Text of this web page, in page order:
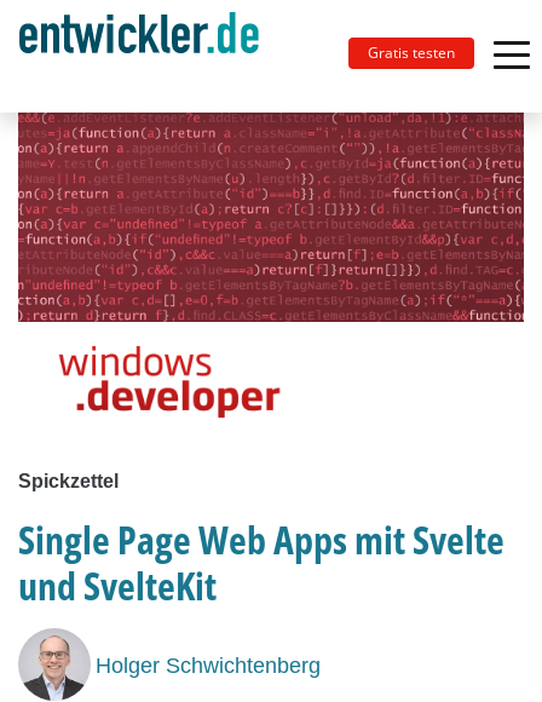
Gratis testen
Spickzettel
Single Page Web Apps mit Svelte
und SvelteKit
Holger Schwichtenberg